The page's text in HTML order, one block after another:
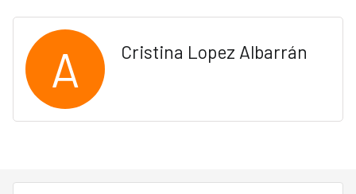
A Cristina Lopez Albarrán